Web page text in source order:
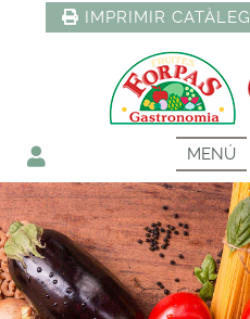
IMPRIMIR CATÀLEG
MENÚ